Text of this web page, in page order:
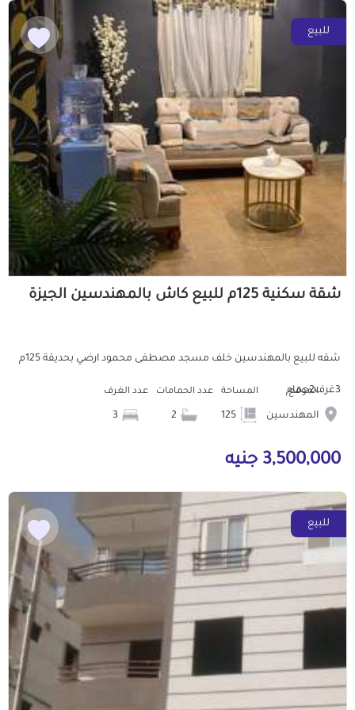
للبيع
شقة سكنية 125م للبيع كاش بالمهندسين الجيزة
شقه للبيع بالمهندسين خلف مسجد مصطفى محمود ارضي بحديقة 125م
3غرف2حمام الموقع
المهندسين
المساحة عدد الحمامات عدد الغرف
3,500,000 جنيه
للبيع